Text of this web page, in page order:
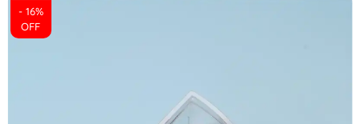
- 16%
OFF